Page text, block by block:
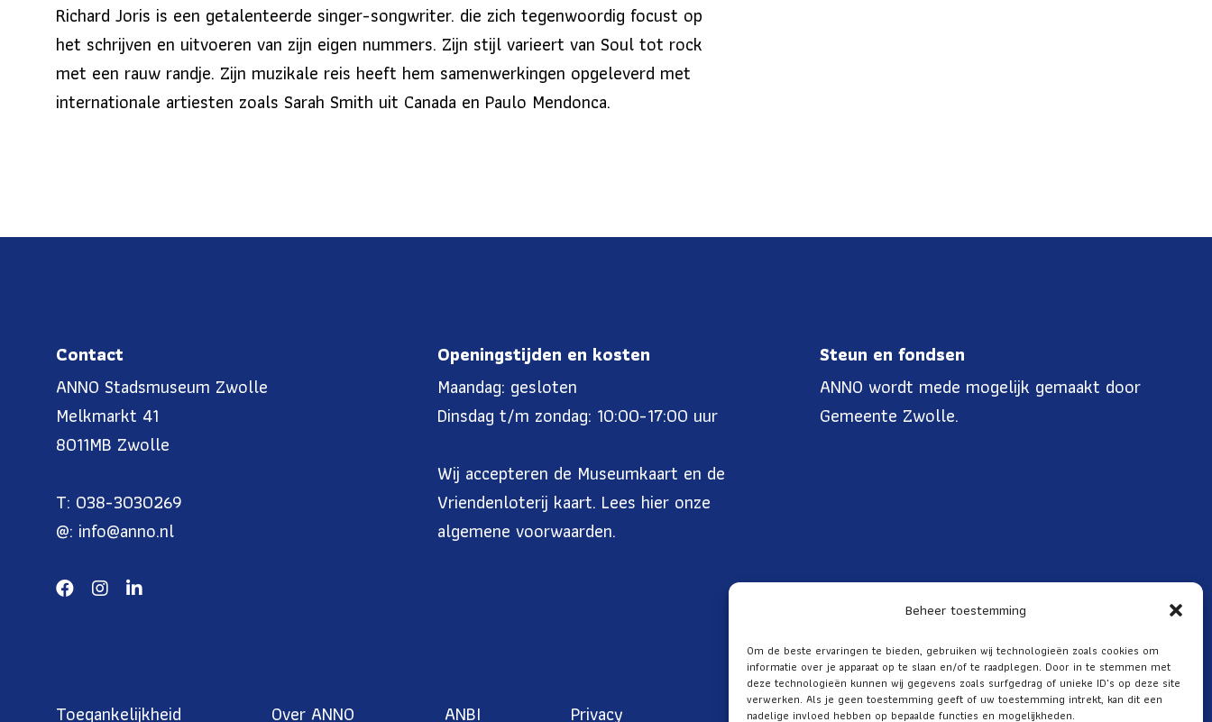
Beheer toestemming
Om de beste ervaringen te bieden, gebruiken wij technologieën zoals cookies om
informatie over je apparaat op te slaan en/of te raadplegen. Door in te stemmen met
deze technologieën kunnen wij gegevens zoals surfgedrag of unieke ID's op deze site
verwerken. Als je geen toestemming geeft of uw toestemming intrekt, kan dit een
nadelige invloed hebben op bepaalde functies en mogelijkheden.
Richard Joris is een getalenteerde singer-songwriter. die zich tegenwoordig focust op
het schrijven en uitvoeren van zijn eigen nummers. Zijn stijl varieert van Soul tot rock
met een rauw randje. Zijn muzikale reis heeft hem samenwerkingen opgeleverd met
internationale artiesten zoals Sarah Smith uit Canada en Paulo Mendonca.
Contact
ANNO Stadsmuseum Zwolle
Melkmarkt 41
8011MB Zwolle
T: 038-3030269
@: info@anno.nl
Openingstijden en kosten
Maandag: gesloten
Dinsdag t/m zondag: 10:00-17:00 uur
Wij accepteren de Museumkaart en de
Vriendenloterij kaart. Lees hier onze
algemene voorwaarden.
Steun en fondsen
ANNO wordt mede mogelijk gemaakt door
Gemeente Zwolle.
Toegankelijkheid Over ANNO ANBI Privacy